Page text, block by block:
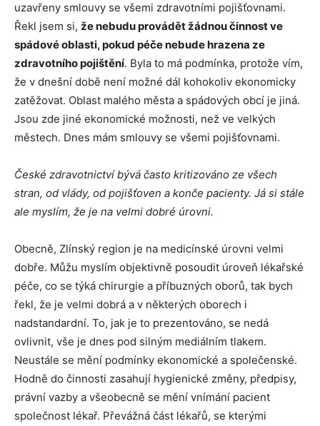
uzavřeny smlouvy se všemi zdravotními pojišťovnami.
Řekl jsem si, že nebudu provádět žádnou činnost ve
spádové oblasti, pokud péče nebude hrazena ze
zdravotního pojištění. Byla to má podmínka, protože vím,
že v dnešní době není možné dál kohokoliv ekonomicky
zatěžovat. Oblast malého města a spádových obcí je jiná.
Jsou zde jiné ekonomické možnosti, než ve velkých
městech. Dnes mám smlouvy se všemi pojišťovnami.
České zdravotnictví bývá často kritizováno ze všech
stran, od vlády, od pojišťoven a konče pacienty. Já si stále
ale myslím, že je na velmi dobré úrovni.
Obecně, Zlínský region je na medicínské úrovni velmi
dobře. Můžu myslím objektivně posoudit úroveň lékařské
péče, co se týká chirurgie a příbuzných oborů, tak bych
řekl, že je velmi dobrá a v některých oborech i
nadstandardní. To, jak je to prezentováno, se nedá
ovlivnit, vše je dnes pod silným mediálním tlakem.
Neustále se mění podmínky ekonomické a společenské.
Hodně do činnosti zasahují hygienické změny, předpisy,
právní vazby a všeobecně se mění vnímání pacient
společnost lékař. Převážná část lékařů, se kterými